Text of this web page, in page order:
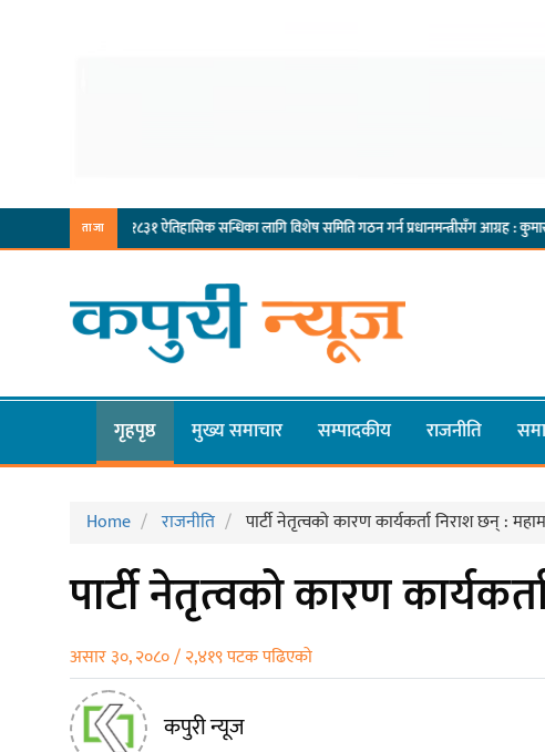
ताजा
१८३१ ऐतिहासिक सन्धिका लागि विशेष समिति गठन गर्न प्रधानमन्त्रीसँग आग्रह : कुमार लिङ्देन ·
गृहपृष्ठ मुख्य समाचार सम्पादकीय राजनीति
Home राजनीति पार्टी नेतृत्वको कारण कार्यकर्ता निराश छन् :
पार्टी नेतृत्वको कारण
असार ३०, २०८० / २,४१९ पटक पढिएको
कपुरी न्यूज